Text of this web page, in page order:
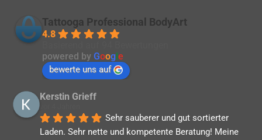
Tattooga Professional BodyArt
4.8
powered byGoog le
bewerte uns auf
Kerstin Grieff
Sehr sauberer und gut sortierter
Laden. Sehr nette und kompetente Beratung! Meine